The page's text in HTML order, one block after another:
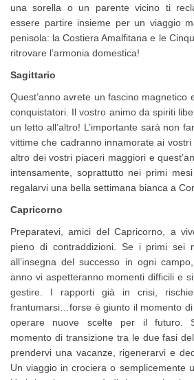
una sorella o un parente vicino ti
essere partire insieme per un viaggio
penisola: la Costiera Amalfitana e le
ritrovare l’armonia domestica!
Sagittario
Quest’anno avrete un fascino magnetico
conquistatori. Il vostro animo da spiriti
un letto all’altro! L’importante sarà non
vittime che cadranno innamorate ai
altro dei vostri piaceri maggiori e
intensamente, soprattutto nei primi
regalarvi una bella settimana bianca a
Capricorno
Preparatevi, amici del Capricorno, a
pieno di contraddizioni. Se i primi sei
all’insegna del successo in ogni
anno vi aspetteranno momenti difficili e
gestire. I rapporti già in crisi,
frantumarsi…forse è giunto il momento
operare nuove scelte per il futuro.
momento di transizione tra le due fasi
prendervi una vacanze, rigenerarvi e
Un viaggio in crociera o semplicemente